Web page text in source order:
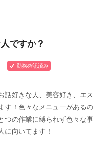
ですか？
勤務確認済み
話好きな人、美容好き、エス
す！色々なメニューがあるの
つの作業に縛られず色々な事
に向いてます！